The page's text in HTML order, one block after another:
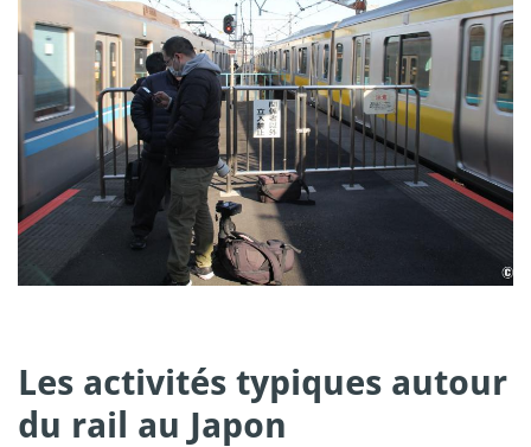
Les activités typiques autour
du rail au Japon